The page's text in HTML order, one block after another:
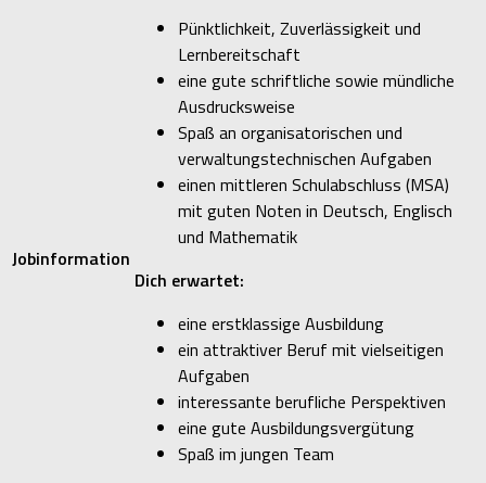
Jobinformation
Pünktlichkeit, Zuverlässigkeit und
Lernbereitschaft
eine gute schriftliche sowie mündliche
Ausdrucksweise
Spaß an organisatorischen und
verwaltungstechnischen Aufgaben
einen mittleren Schulabschluss (MSA)
mit guten Noten in Deutsch, Englisch
und Mathematik
Dich erwartet:
eine erstklassige Ausbildung
ein attraktiver Beruf mit vielseitigen
Aufgaben
interessante berufliche Perspektiven
eine gute Ausbildungsvergütung
Spaß im jungen Team